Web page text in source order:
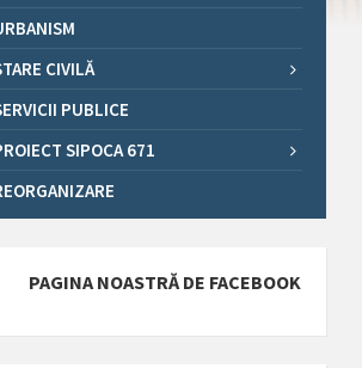
CIVILĂ
PUBLICE
SIPOCA 671
PAGINA NOASTRĂ DE FACEBOOK